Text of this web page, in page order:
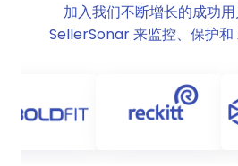
加入我们不断增长的成功
SellerSonar 来监控、保护和